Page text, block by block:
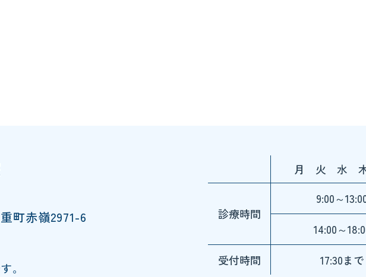
町赤嶺2971-6
。
月 火 水
診療時間
9:00～
14:00～
受付時間
17:30まで